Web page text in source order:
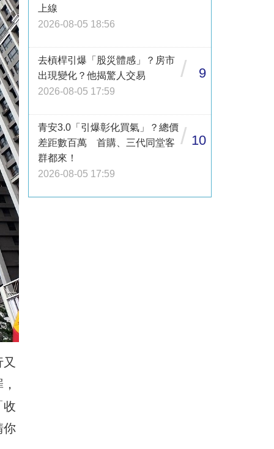
收
你
上線
2026-08-05 18:56
去槓桿引爆「股災體感」？房市
出現變化？他揭驚人交易
2026-08-05 17:59
/ 9
青安3.0「引爆彰化買氣」？總價
差距數百萬 首購、三代同堂客
群都來！
2026-08-05 17:59
/ 10